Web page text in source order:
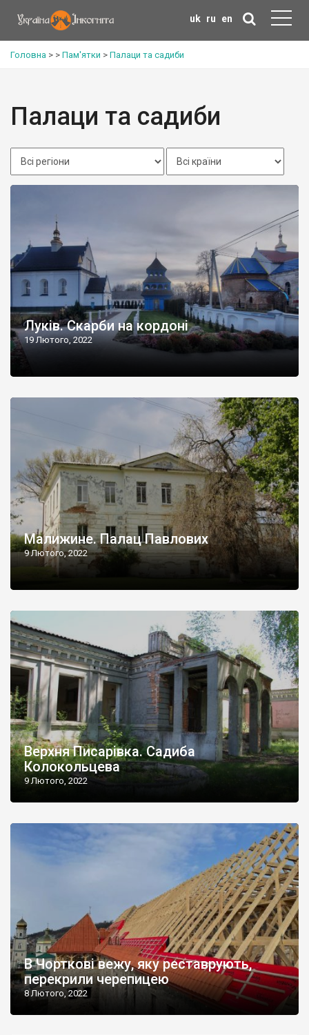
uk ru en
Головна > > Пам'ятки > Палаци та садиби
Палаци та садиби
Луків. Скарби на кордоні
19 Лютого, 2022
Малижине. Палац Павлових
9 Лютого, 2022
Верхня Писарівка. Садиба
Колокольцева
9 Лютого, 2022
В Чорткові вежу, яку реставрують,
перекрили черепицею
8 Лютого, 2022